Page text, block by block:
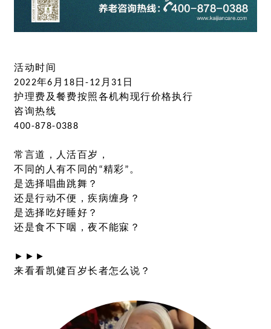
活动时间
2022年6 月 18 日-12 月 31 日
护理费及餐费按照各机构现行价格执行
咨询热线
400-878-0388
常言道，人活百岁，
不同的人有不同的 “精彩”。
是选择唱曲跳舞？
还是行动不便，疾病缠身？
是选择吃好睡好？
还是食不下咽，夜不能寐？
►►►
来看看凯健百岁长者怎么说？